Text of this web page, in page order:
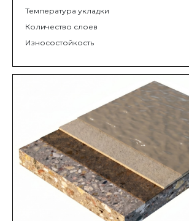
Температура укладки
Количество слоев
Износостойкость